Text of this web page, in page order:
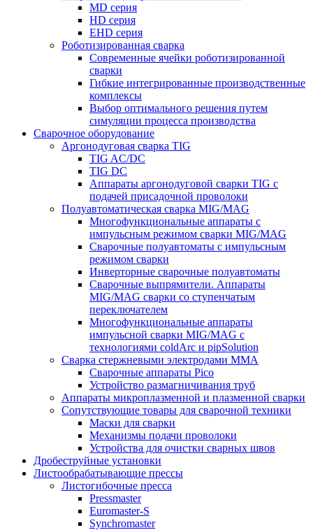
MD серия
HD серия
EHD серия
Роботизированная сварка
Современные ячейки роботизированной
сварки
Гибкие интегрированные производственные
комплексы
Выбор оптимального решения путем
симуляции процесса производства
Сварочное оборудование
Аргонодуговая сварка TIG
TIG AC/DC
TIG DC
Аппараты аргонодуговой сварки TIG с
подачей присадочной проволоки
Полуавтоматическая сварка MIG/MAG
Многофункциональные аппараты с
импульсным режимом сварки MIG/MAG
Сварочные полуавтоматы с импульсным
режимом сварки
Инверторные сварочные полуавтоматы
Сварочные выпрямители. Аппараты
MIG/MAG сварки со ступенчатым
переключателем
Многофункциональные аппараты
импульсной сварки MIG/MAG с
технологиями coldArc и pipSolution
Сварка стержневыми электродами MMA
Сварочные аппараты Pico
Устройство размагничивания труб
Аппараты микроплазменной и плазменной сварки
Сопутствующие товары для сварочной техники
Маски для сварки
Механизмы подачи проволоки
Устройства для очистки сварных швов
Дробеструйные установки
Листообрабатывающие прессы
Листогибочные пресса
Pressmaster
Euromaster-S
Synchromaster